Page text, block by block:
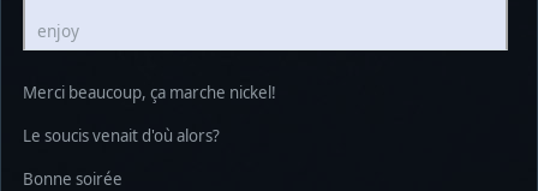
enjoy
Merci beaucoup, ça marche nickel!
Le soucis venait d'où alors?
Bonne soirée